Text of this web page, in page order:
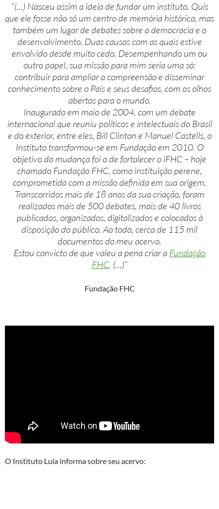
“(…) Nasceu assim a ideia de fundar um instituto. Quis
que ele fosse não só um centro de memória histórica, mas
também um lugar de debates sobre a democracia e o
desenvolvimento. Duas causas com as quais estive
envolvido desde muito cedo. Desempenhando um ou
outro papel, sua missão para mim seria uma só:
contribuir para ampliar a compreensão e disseminar
conhecimento sobre o País e seus desafios, com os olhos
abertos para o mundo.
Inaugurado em maio de 2004, com um debate
internacional que reuniu políticos e intelectuais do Brasil
e do exterior, entre eles, Bill Clinton e Manuel Castells, o
Instituto transformou-se em Fundação em 2010. O
objetivo da mudança foi o de fortalecer o iFHC – hoje
chamado Fundação FHC, como instituição perene,
comprometida com a missão definida em sua origem.
Transcorridos mais de 18 anos da sua criação, foram
realizados mais de 500 debates, mais de 40 livros
publicados, organizados, digitalizados e colocados à
disposição do público. Ao todo, cerca de 115 mil
documentos do meu acervo.
Estou convicto de que valeu a pena criar a Fundação
FHC. (…)”
Fundação FHC
O Instituto Lula informa sobre seu acervo: